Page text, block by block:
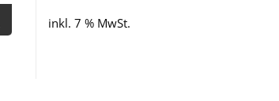
inkl. 7 % MwSt.